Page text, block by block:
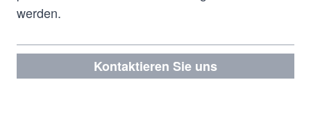
werden.
Kontaktieren Sie uns